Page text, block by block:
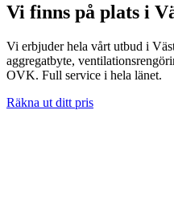
Vi finns på plats i
Vi erbjuder hela vårt utbud i
aggregatbyte,
OVK. Full service i hela länet.
Räkna ut ditt pris